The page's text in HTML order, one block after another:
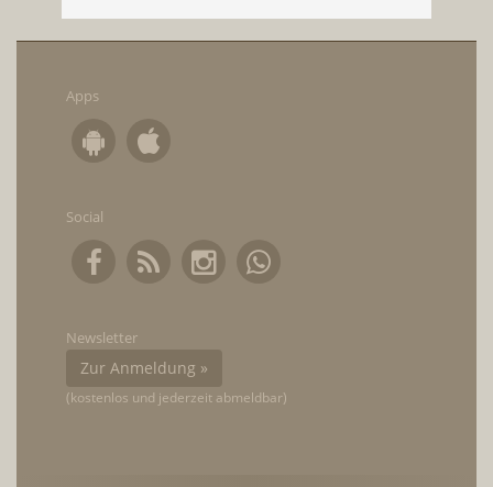
Apps
Social
Newsletter
Zur Anmeldung »
(kostenlos und jederzeit abmeldbar)